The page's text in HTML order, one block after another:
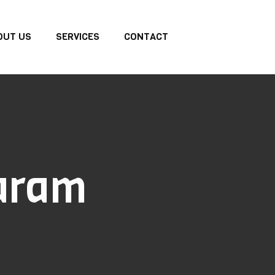
US SERVICES CONTACT